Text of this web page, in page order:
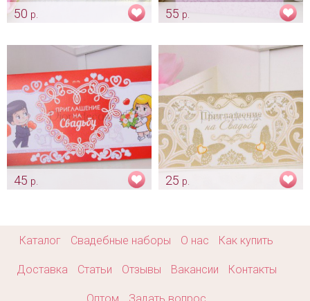
50 р.
55 р.
45 р.
25 р.
Каталог Свадебные наборы О нас Как купить
Доставка Статьи Отзывы Вакансии Контакты
Оптом Задать вопрос